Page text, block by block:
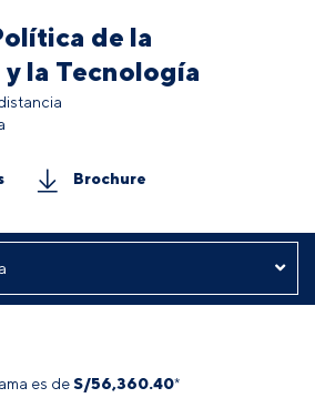
de la
la Tecnología
Brochure
es deS/56,360.40*